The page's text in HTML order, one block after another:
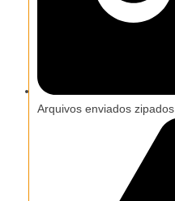
Arquivos enviados zipados